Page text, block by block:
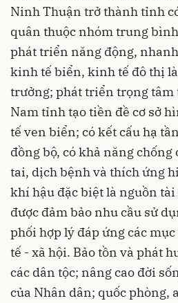
Ninh Thuận trở thành tỉnh
quân thuộc nhóm trung
phát triển năng động,
kinh tế biển, kinh tế đô thị
trưởng; phát triển trọng tâm
Nam tỉnh tạo tiền đề cơ sở
tế ven biển; có kết cấu hạ
đồng bộ, có khả năng
tai, dịch bệnh và thích ứng
khí hậu đặc biệt là nguồn
được đảm bảo nhu cầu sử
phối hợp lý đáp ứng các
tế - xã hội. Bảo tồn và phát
các dân tộc; nâng cao đời
của Nhân dân; quốc phòng,